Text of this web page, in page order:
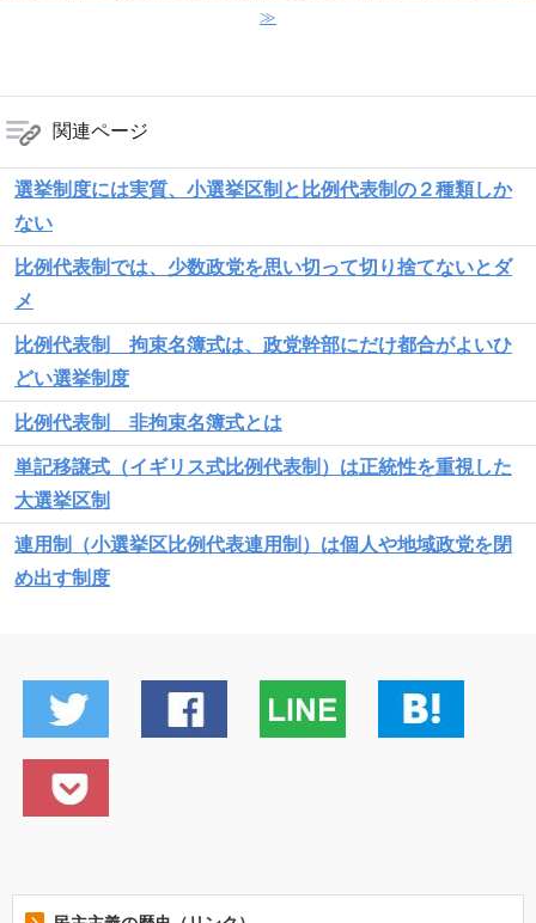
≫
関連ページ
選挙制度には実質、小選挙区制と比例代表制の２種類しか
ない
比例代表制では、少数政党を思い切って切り捨てないとダ
メ
比例代表制 拘束名簿式は、政党幹部にだけ都合がよいひ
どい選挙制度
比例代表制 非拘束名簿式とは
単記移譲式（イギリス式比例代表制）は正統性を重視した
大選挙区制
連用制（小選挙区比例代表連用制）は個人や地域政党を閉
め出す制度